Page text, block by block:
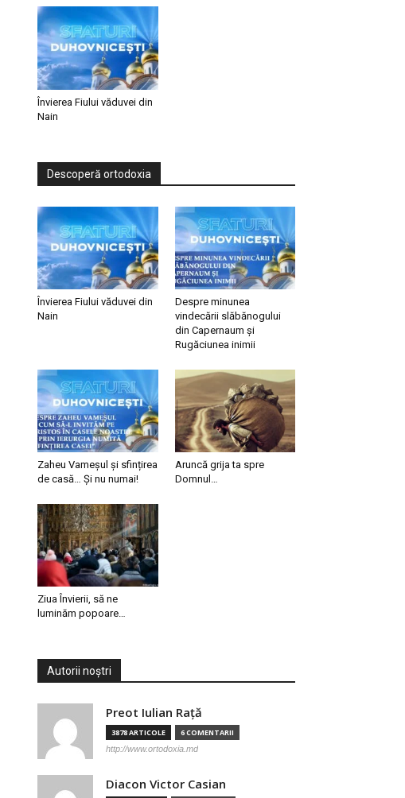
Învierea Fiului văduvei din
Nain
Descoperă ortodoxia
Învierea Fiului văduvei din
Nain
Despre minunea
vindecării slăbănogului
din Capernaum și
Rugăciunea inimii
Zaheu Vameșul și sfințirea
de casă… Și nu numai!
Aruncă grija ta spre
Domnul…
Ziua Învierii, să ne
luminăm popoare…
Autorii noștri
Preot Iulian Raţă
3878 ARTICOLE 6 COMENTARII
http://www.ortodoxia.md
Diacon Victor Casian